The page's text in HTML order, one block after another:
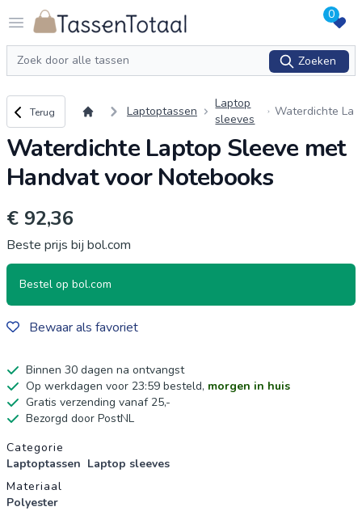
Open menu
Logo Tassentotaal.nl 0
Zoeken
Zoeken
Terug naar overzicht
Terug Laptoptassen
Laptop
sleeves
Waterdichte La
t Handvat voor
Notebooks
Waterdichte Laptop Sleeve met
Handvat voor Notebooks
€ 92,36
Beste prijs bij bol.com
Bestel op bol.com
Bewaar als favoriet
Binnen 30 dagen na ontvangst
Op werkdagen voor 23:59 besteld, morgen in huis
Gratis verzending vanaf 25,-
Bezorgd door PostNL
Productgegevens
Categorie
Laptoptassen Laptop sleeves
Materiaal
Polyester